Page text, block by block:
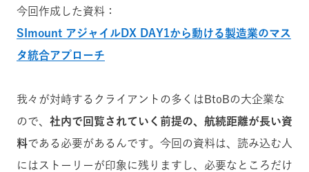
今回作成した資料：
SImount アジャイルDX DAY1から動ける製造業のマス
タ統合アプローチ
我々が対峙するクライアントの多くはBtoBの大企業な
ので、 社内で回覧されていく前提の、航続距離が長い資
料である必要があるんです。今回の資料は、読み込む人
にはストーリーが印象に残りますし、必要なところだけ